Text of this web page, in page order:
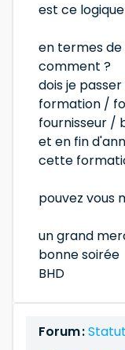
est ce logique
en termes
comment ?
dois je
formation /
fournisseur /
et en fin
cette
pouvez vous
un grand
bonne soirée
BHD
Forum :